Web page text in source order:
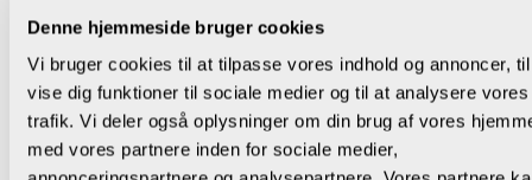
Denne hjemmeside bruger cookies
Vi bruger cookies til at tilpasse vores indhold og annoncer,
vise dig funktioner til sociale medier og til at analysere vores
trafik. Vi deler også oplysninger om din brug af vores
med vores partnere inden for sociale medier,
medlemmerne drøfter og udvælger temaer.
Hvad fylder i hverdagen for lederne?
Hvad fylder i hverdagen for medarbejderne?
Hvad fylder i hverdagen for eleverne?
Hvad fylder i hverdagen for forældrene?